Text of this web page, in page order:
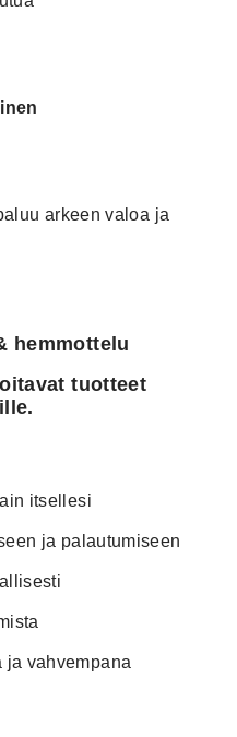
arkeen valoa ja
hemmottelu
tuotteet
itsellesi
ja palautumiseen
ja vahvempana